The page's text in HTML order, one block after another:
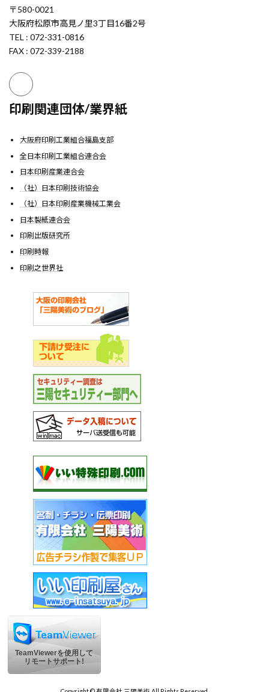
〒580-0021
大阪府松原市高見ノ里3丁目16番2号
TEL : 072-331-0816
FAX : 072-339-2188
印刷関連団体/業界紙
大阪府印刷工業組合福島支部
全日本印刷工業組合連合会
日本印刷産業連合会
（社）日本印刷技術協会
（社）日本印刷産業機械工業会
日本製紙連合会
印刷出版研究所
印刷時報
印刷之世界社
TeamViewerを使用して
リモートサポート!